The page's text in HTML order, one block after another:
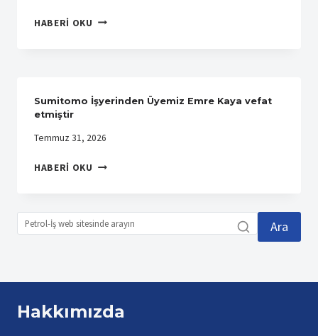
MERKEZ
HABERI OKU ÜLKEMİZİN
Sumitomo İşyerinden Üyemiz Emre Kaya vefat
etmiştir
Temmuz 31, 2026
HABERI OKU SUMITOMO
KAYA
Ara
Hakkımızda